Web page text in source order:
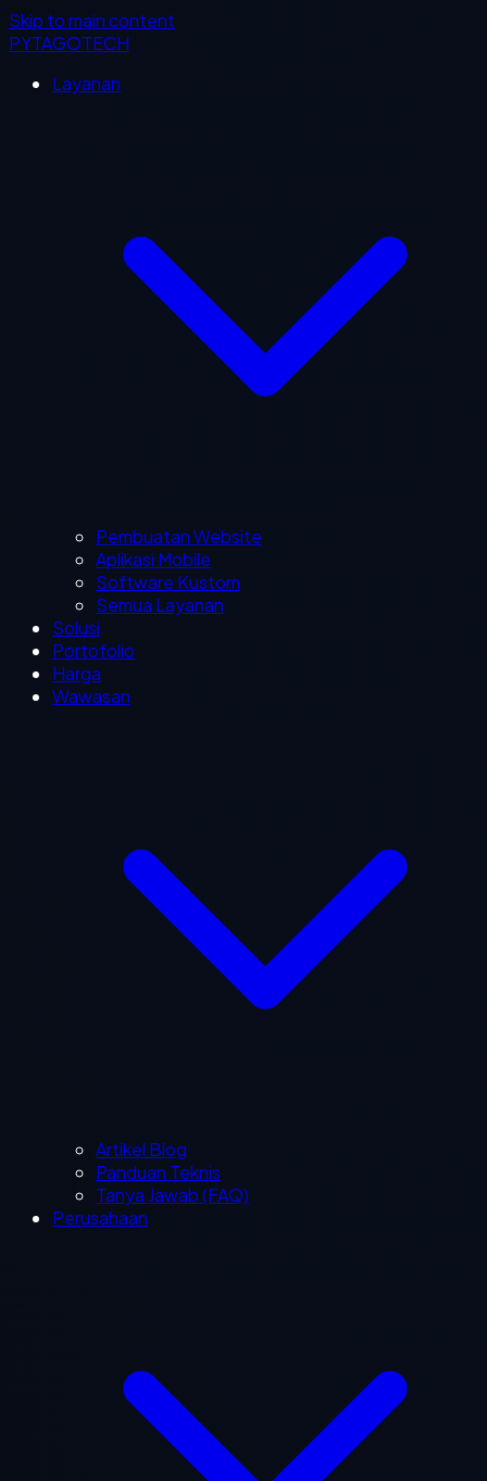
Skip to main content
PYTAGOTECH
Layanan
Pembuatan Website
Aplikasi Mobile
Software Kustom
Semua Layanan
Solusi
Portofolio
Harga
Wawasan
Artikel Blog
Panduan Teknis
Tanya Jawab (FAQ)
Perusahaan